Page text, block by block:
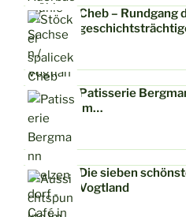
Cheb – Rundgang
Patisserie
im…
Die sieben
Vogtland